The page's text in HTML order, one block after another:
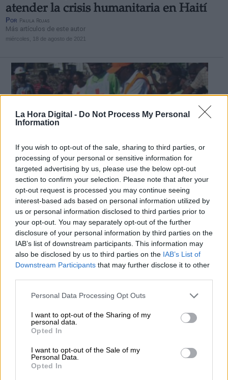
La Hora Digital - Do Not Process My Personal
Information
If you wish to opt-out of the sale, sharing to third parties, or
processing of your personal or sensitive information for
targeted advertising by us, please use the below opt-out
section to confirm your selection. Please note that after your
opt-out request is processed you may continue seeing
interest-based ads based on personal information utilized by
us or personal information disclosed to third parties prior to
your opt-out. You may separately opt-out of the further
disclosure of your personal information by third parties on the
IAB’s list of downstream participants. This information may
also be disclosed by us to third parties on the IAB’s List of
Downstream Participants that may further disclose it to other
Personal Data Processing Opt Outs
I want to opt-out of the Sharing of my
personal data.
Opted In
I want to opt-out of the Sale of my
Personal Data.
Opted In
atender la crisis humanitaria en Haití
Por Paula Rojas
Más artículos de este autor
miércoles, 18 de agosto de 2021
España colabora a través de AECID
para atender la crisis humanitaria a la
que se enfrenta Haití tras el terremoto
PorVirginia López
Más artículos de este autor
miércoles, 18 de agosto de 2021